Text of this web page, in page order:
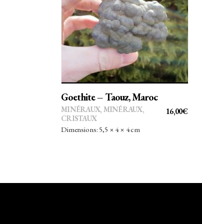
AJOUTER AU PANIER
Goethite – Taouz, Maroc
16,00€
MINÉRAUX, MINÉRAUX,
CRISTAUX
Dimensions: 5,5 × 4 × 4 cm